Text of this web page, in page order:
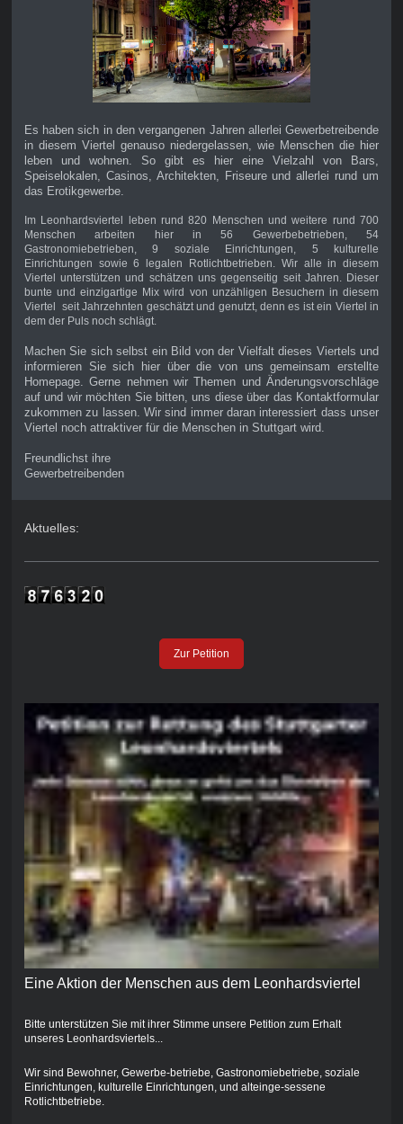
Es haben sich in den vergangenen Jahren allerlei Gewerbetreibende
in diesem Viertel genauso niedergelassen, wie Menschen die hier
leben und wohnen. So gibt es hier eine Vielzahl von Bars,
Speiselokalen, Casinos, Architekten, Friseure und allerlei rund um
das Erotikgewerbe.
Im Leonhardsviertel leben rund 820 Menschen und weitere rund 700
Menschen arbeiten hier in 56 Gewerbebetrieben, 54
Gastronomiebetrieben, 9 soziale Einrichtungen, 5 kulturelle
Einrichtungen sowie 6 legalen Rotlichtbetrieben. Wir alle in diesem
Viertel unterstützen und schätzen uns gegenseitig seit Jahren. Dieser
bunte und einzigartige Mix wird von unzähligen Besuchern in diesem
Viertel seit Jahrzehnten geschätzt und genutzt, denn es ist ein Viertel in
dem der Puls noch schlägt.
Machen Sie sich selbst ein Bild von der Vielfalt dieses Viertels und
informieren Sie sich hier über die von uns gemeinsam erstellte
Homepage. Gerne nehmen wir Themen und Änderungsvorschläge
auf und wir möchten Sie bitten, uns diese über das Kontaktformular
zukommen zu lassen. Wir sind immer daran interessiert dass unser
Viertel noch attraktiver für die Menschen in Stuttgart wird.
Freundlichst ihre
Gewerbetreibenden
Aktuelles:
Zur Petition
Eine Aktion der Menschen aus dem Leonhardsviertel
Bitte unterstützen Sie mit ihrer Stimme unsere Petition zum Erhalt
unseres Leonhardsviertels...
Wir sind Bewohner, Gewerbe-betriebe, Gastronomiebetriebe, soziale
Einrichtungen, kulturelle Einrichtungen, und alteinge-sessene
Rotlichtbetriebe.